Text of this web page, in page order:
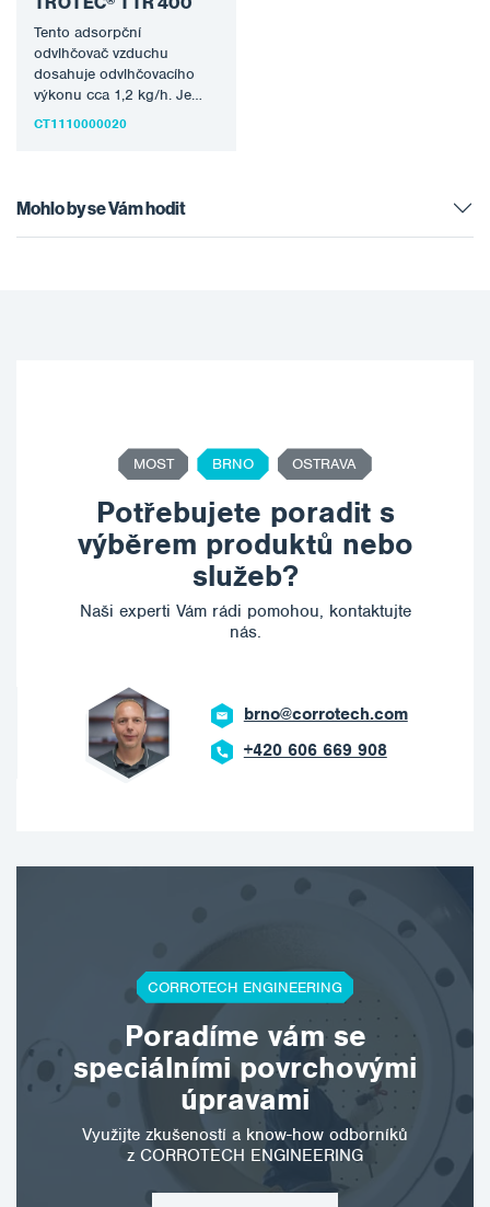
Tento adsorpční
odvlhčovač vzduchu
dosahuje odvlhčovacího
výkonu cca 1,2 kg/h. Je
lehký, snadno ovladatelný a
CT1110000020
Mohlo by se Vám hodit
MOST BRNO OSTRAVA
Potřebujete poradit s
výběrem produktů nebo
služeb?
Naši experti Vám rádi pomohou, kontaktujte
nás.
ostrava@corrotech.com
+420 602 789 403
CORROTECH ENGINEERING
Poradíme vám se
speciálními povrchovými
úpravami
Využijte zkušeností a know-how odborníků
z CORROTECH ENGINEERING